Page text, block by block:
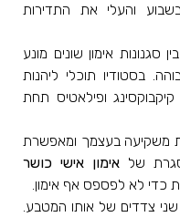
והעלי את התדירות
סגנונות אימון שונים מונע
בסטודיו תוכלי ליהנות
ופילאטיס תחת
משקיעה בעצמך ומאפשרת
של אימון אישי כושר
כדי לא לפספס אף אימון.
שני צדדים של אותו המטבע.